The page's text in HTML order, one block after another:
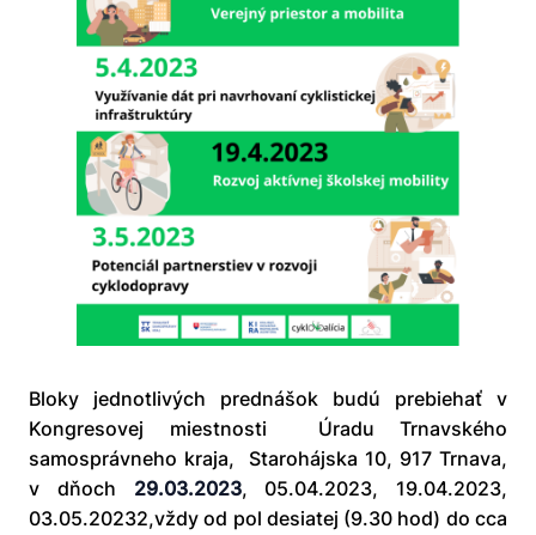
Bloky jednotlivých prednášok budú prebiehať v
Kongresovej miestnosti Úradu Trnavského
samosprávneho kraja, Starohájska 10, 917 Trnava,
v dňoch 29.03.2023, 05.04.2023, 19.04.2023,
03.05.20232,vždy od pol desiatej (9.30 hod) do cca